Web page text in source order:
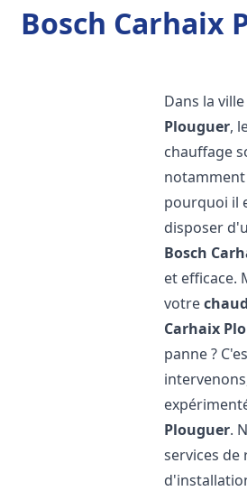
Bosch Carhaix
Dans la
Plouguer,
chauffage
notamment
pourquoi il
disposer
Bosch
et efficace.
votre
Carhaix
panne ?
Plouguer.
services